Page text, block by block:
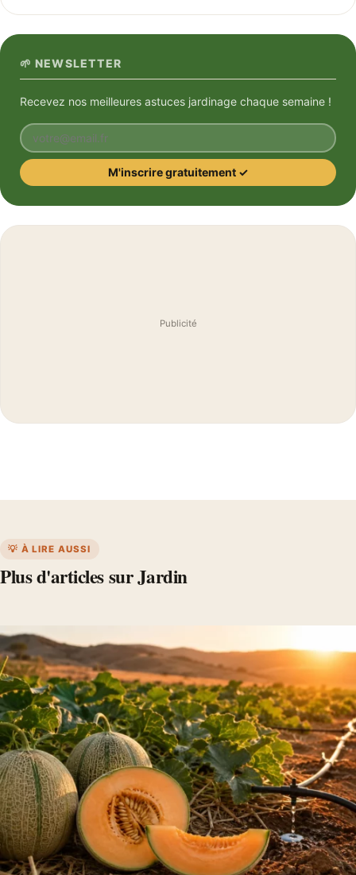
🌱 NEWSLETTER
Recevez nos meilleures astuces jardinage chaque semaine !
Votre email
M'inscrire gratuitement ✓
Publicité
💡 À LIRE AUSSI
Plus d'articles sur Jardin